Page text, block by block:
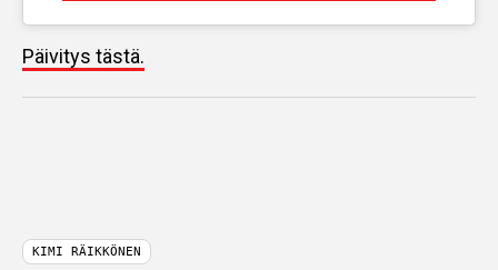
Päivitys tästä.
KIMI RÄIKKÖNEN